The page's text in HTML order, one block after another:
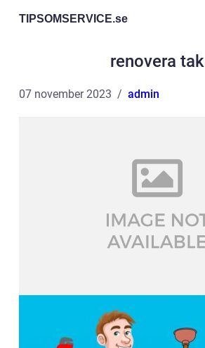
TIPSOMSERVICE.se
renovera tak
07 november 2023 admin